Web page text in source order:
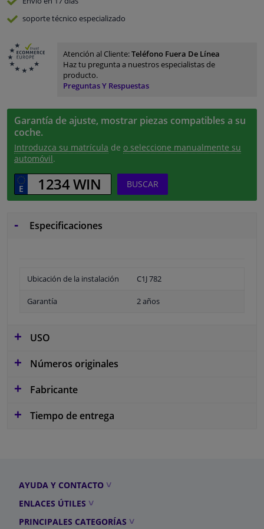
soporte técnico especializado
Atención al Cliente:Teléfono Fuera De Línea
Haz tu pregunta a nuestros especialistas de
producto.
Preguntas Y Respuestas
Garantía de ajuste, mostrar piezas compatibles a su
coche.
Introduzca su matrícula de o seleccione manualmente su
automóvil.
BUSCAR
Especificaciones
Ubicación de la instalación C1J 782
Garantía 2 años
USO
Números originales
Fabricante
Tiempo de entrega
AYUDA Y CONTACTO
ENLACES ÚTILES
PRINCIPALES CATEGORÍAS